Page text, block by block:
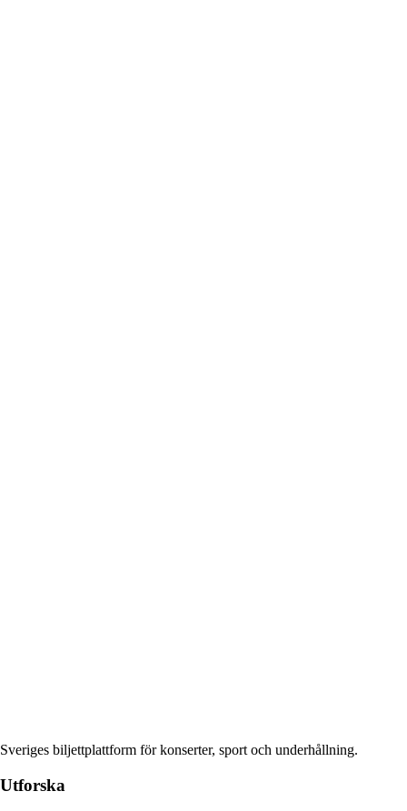
Sveriges biljettplattform för konserter, sport och underhållning.
Utforska